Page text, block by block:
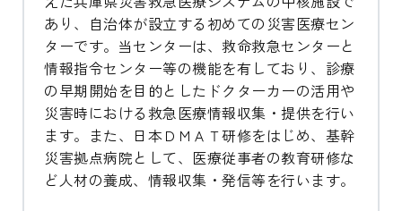
あり、自治体が設立する初めての災害医療セン
ターです。当センターは、救命救急センターと
情報指令センター等の機能を有しており、診療
の早期開始を目的としたドクターカーの活用や
災害時における救急医療情報収集・提供を行い
ます。また、日本ＤＭＡＴ研修をはじめ、基幹
災害拠点病院として、医療従事者の教育研修な
ど人材の養成、情報収集・発信等を行います。